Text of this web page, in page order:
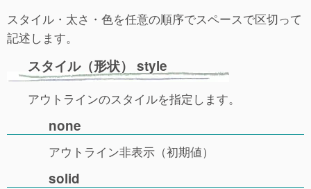
スタイル・太さ・色を任意の順序でスペースで区切って
記述します。
スタイル（形状） style
アウトラインのスタイルを指定します。
none
アウトライン非表示（初期値）
solid